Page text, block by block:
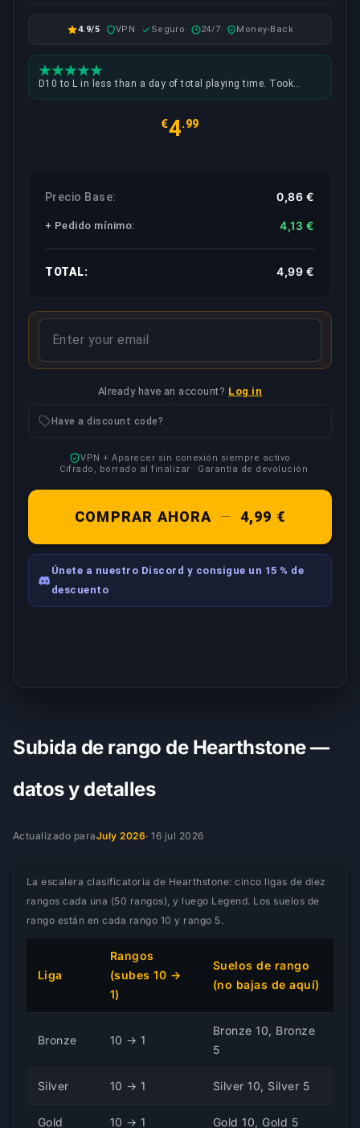
4.9/5 VPN Seguro 24/7 Money-Back
D10 to L in less than a day of total playing time. Took
€4.99
Precio Base: 0,86 €
+ Pedido mínimo: 4,13 €
TOTAL: 4,99 €
Already have an account? Log in
Have a discount code?
VPN + Aparecer sin conexión siempre activo
Cifrado, borrado al finalizar
Garantía de devolución
COMPRAR AHORA — 4,99 €
Únete a nuestro Discord y consigue un 15 % de
descuento
Subida de rango de Hearthstone —
datos y detalles
Actualizado paraJuly 2026·16 jul 2026
La escalera clasificatoria de Hearthstone: cinco ligas de diez
rangos cada una (50 rangos), y luego Legend. Los suelos de
rango están en cada rango 10 y rango 5.
Liga
Rangos
(subes 10 →
1)
Suelos de rango
(no bajas de aquí)
Bronze 10 → 1
Bronze 10, Bronze
5
Silver 10 → 1 Silver 10, Silver 5
Gold 10 → 1 Gold 10, Gold 5